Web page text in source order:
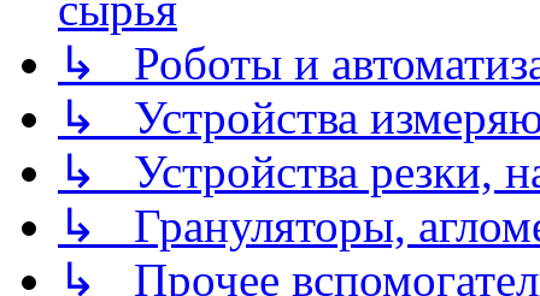
↳ Роботы и
↳ Устройства
↳ Устройства резки,
↳ Грануляторы,
↳ Прочее